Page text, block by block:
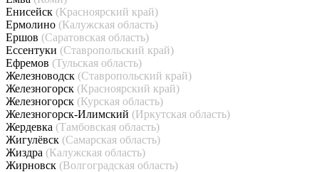
Енисейск (Красноярский край)
Ермолино (Калужская область)
Ершов (Саратовская область)
Ессентуки (Ставропольский край)
Ефремов (Тульская область)
Железноводск (Ставропольский край)
Железногорск (Красноярский край)
Железногорск (Курская область)
Железногорск-Илимский (Иркутская область)
Жердевка (Тамбовская область)
Жигулёвск (Самарская область)
Жиздра (Калужская область)
Жирновск (Волгоградская область)